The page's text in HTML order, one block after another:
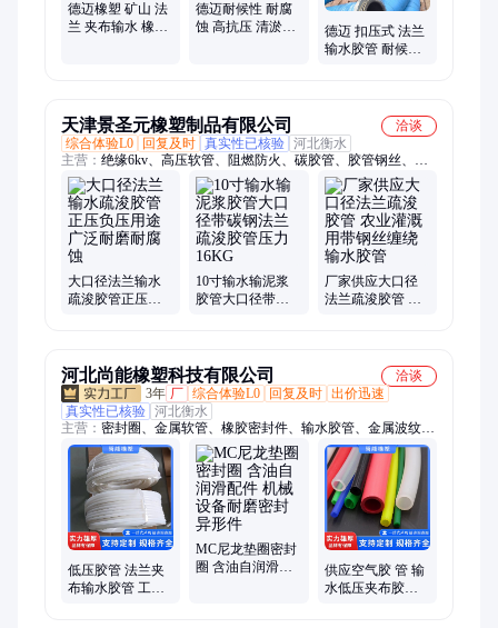
德迈橡塑 矿山 法
兰 夹布输水 橡胶
德迈耐候性 耐腐
蚀 高抗压 清淤疏
德迈 扣压式 法兰
输水胶管 耐候性
天津景圣元橡塑制品有限公司
洽谈
综合体验L0
回复及时 真实性已核验 河北衡水
主营： 绝缘6kv、高压软管、阻燃防火、碳胶管、胶管钢丝、绝
缘胶管、吸引胶管、胶管低压、波纹胶管、水冷胶管、渣壳胶
管、喷砂胶管、防火胶管、胶管高温、法兰胶管、抽粪胶管、法
兰高压、碳钢法兰、电炉无碳、高压钢丝、钢丝骨架、穿水电
缆、钢丝编织、白芯无碳、水电缆管
大口径法兰输水
疏浚胶管正压负
10寸输水输泥浆
胶管大口径带碳
厂家供应大口径
法兰疏浚胶管 农
河北尚能橡塑科技有限公司
洽谈
3年 厂 综合体验L0 回复及时 出价迅速
真实性已核验 河北衡水
主营： 密封圈、金属软管、橡胶密封件、输水胶管、金属波纹
管、防尘密封硅胶圈
低压胶管 法兰夹
布输水胶管 工业
MC尼龙垫圈密封
圈 含油自润滑配
供应空气胶 管 输
水低压夹布胶管